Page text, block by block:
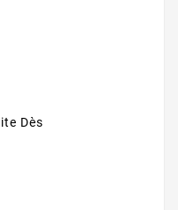
Dès